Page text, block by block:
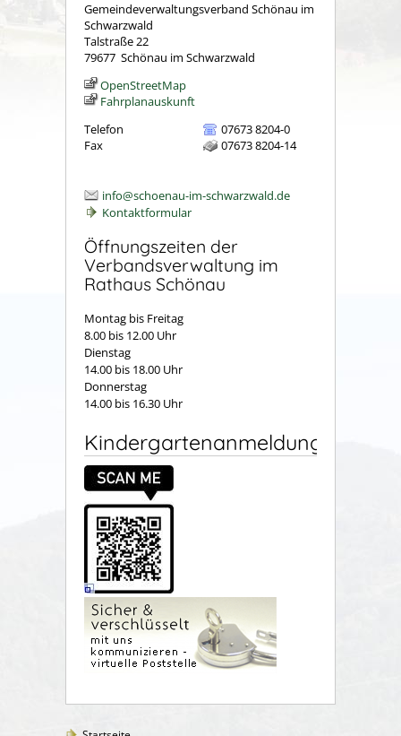
Gemeindeverwaltungsverband Schönau im
Schwarzwald
Talstraße 22
79677 Schönau im Schwarzwald
OpenStreetMap
Fahrplanauskunft
Telefon
07673 8204-0
Fax
07673 8204-14
info@schoenau-im-schwarzwald.de
Kontaktformular
Öffnungszeiten der
Verbandsverwaltung im
Rathaus Schönau
Montag bis Freitag
8.00 bis 12.00 Uhr
Dienstag
14.00 bis 18.00 Uhr
Donnerstag
14.00 bis 16.30 Uhr
Kindergartenanmeldung